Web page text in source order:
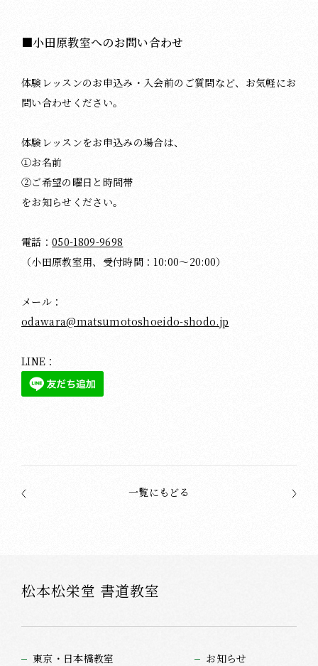
■小田原教室へのお問い合わせ
体験レッスンのお申込み・入会前のご質問など、お気軽にお
問い合わせください。
体験レッスンをお申込みの場合は、
①お名前
②ご希望の曜日と時間帯
をお知らせください。
電話：050-1809-9698
（小田原教室用、受付時間：10:00～20:00）
メール：
odawara@matsumotoshoeido-shodo.jp
LINE：
一覧にもどる
松本松栄堂 書道教室
東京・日本橋教室
お知らせ